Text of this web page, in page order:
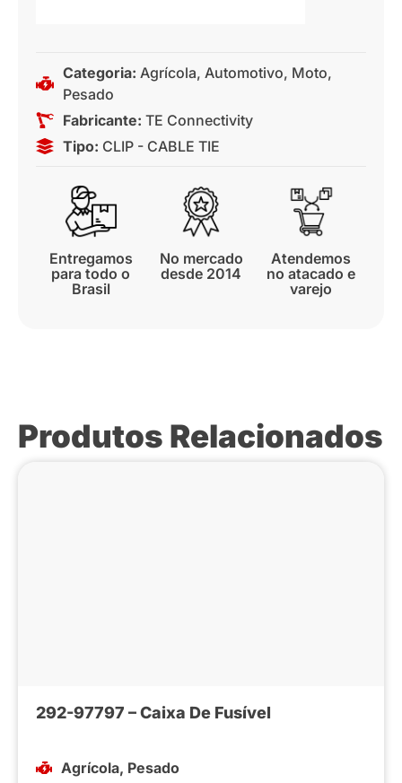
Categoria: Agrícola, Automotivo, Moto,
Pesado
Fabricante: TE Connectivity
Tipo: CLIP - CABLE TIE
Entregamos
para todo o
Brasil
No mercado
desde 2014
Atendemos
no atacado e
varejo
Produtos Relacionados
292-97797 – Caixa De Fusível
Agrícola, Pesado